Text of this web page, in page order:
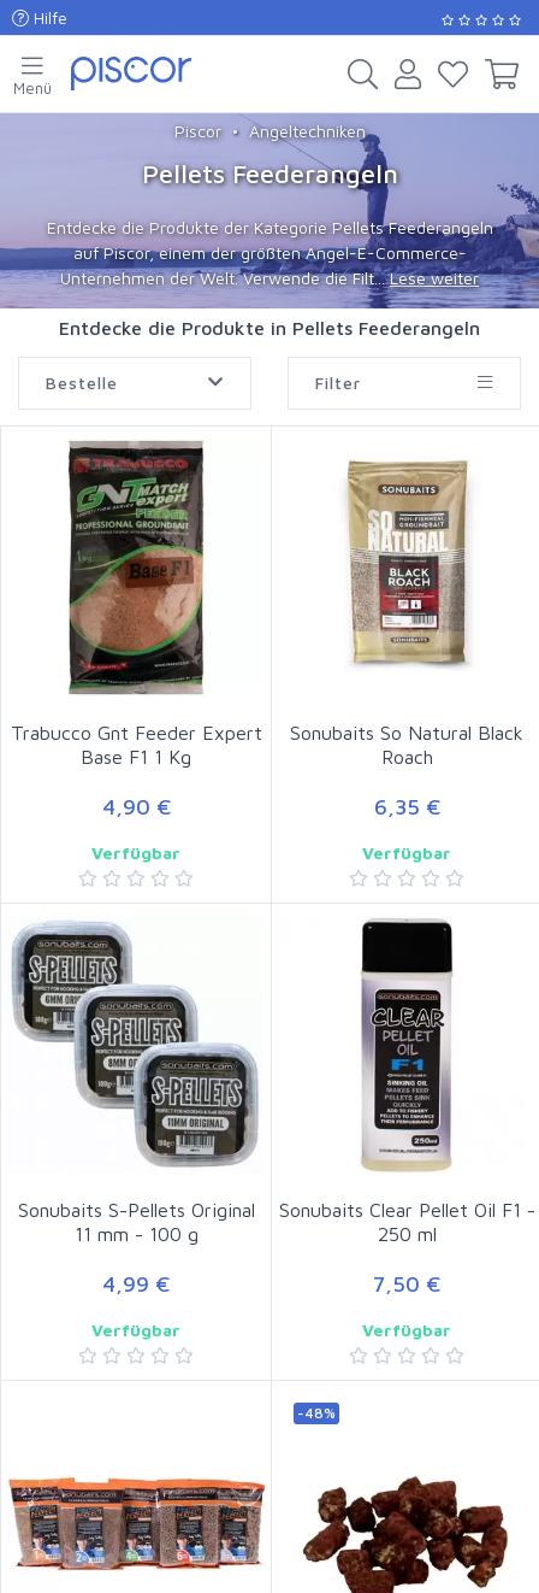
Hilfe
Menü
Piscor Angeltechniken
Pellets Feederangeln
Entdecke die Produkte der Kategorie Pellets Feederangeln
auf Piscor, einem der größten Angel-E-Commerce-
Unternehmen der Welt. Verwende die Filt... Lese weiter
Entdecke die Produkte in Pellets Feederangeln
Bestelle Filter
Trabucco Gnt Feeder Expert
Base F1 1 Kg
4,90 €
Verfügbar
Sonubaits So Natural Black
Roach
6,35 €
Verfügbar
Sonubaits S-Pellets Original
11 mm - 100 g
4,99 €
Verfügbar
Sonubaits Clear Pellet Oil F1 -
250 ml
7,50 €
Verfügbar
-48%